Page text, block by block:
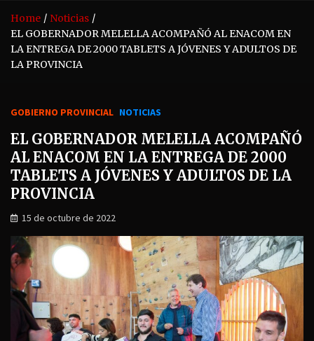
Home
Noticias
EL GOBERNADOR MELELLA ACOMPAÑÓ AL ENACOM EN
LA ENTREGA DE 2000 TABLETS A JÓVENES Y ADULTOS DE
LA PROVINCIA
GOBIERNO PROVINCIAL NOTICIAS
EL GOBERNADOR MELELLA ACOMPAÑÓ
AL ENACOM EN LA ENTREGA DE 2000
TABLETS A JÓVENES Y ADULTOS DE LA
PROVINCIA
15 de octubre de 2022